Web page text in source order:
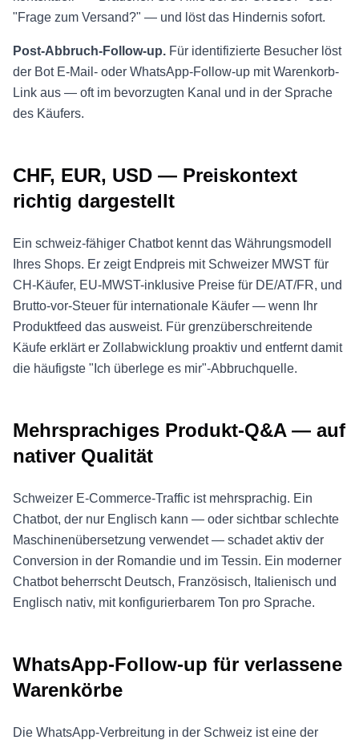
"Frage zum Versand?" — und löst das Hindernis sofort.
Post-Abbruch-Follow-up. Für identifizierte Besucher löst
der Bot E-Mail- oder WhatsApp-Follow-up mit Warenkorb-
Link aus — oft im bevorzugten Kanal und in der Sprache
des Käufers.
CHF, EUR, USD — Preiskontext
richtig dargestellt
Ein schweiz-fähiger Chatbot kennt das Währungsmodell
Ihres Shops. Er zeigt Endpreis mit Schweizer MWST für
CH-Käufer, EU-MWST-inklusive Preise für DE/AT/FR, und
Brutto-vor-Steuer für internationale Käufer — wenn Ihr
Produktfeed das ausweist. Für grenzüberschreitende
Käufe erklärt er Zollabwicklung proaktiv und entfernt damit
die häufigste "Ich überlege es mir"-Abbruchquelle.
Mehrsprachiges Produkt-Q&A — auf
nativer Qualität
Schweizer E-Commerce-Traffic ist mehrsprachig. Ein
Chatbot, der nur Englisch kann — oder sichtbar schlechte
Maschinenübersetzung verwendet — schadet aktiv der
Conversion in der Romandie und im Tessin. Ein moderner
Chatbot beherrscht Deutsch, Französisch, Italienisch und
Englisch nativ, mit konfigurierbarem Ton pro Sprache.
WhatsApp-Follow-up für verlassene
Warenkörbe
Die WhatsApp-Verbreitung in der Schweiz ist eine der